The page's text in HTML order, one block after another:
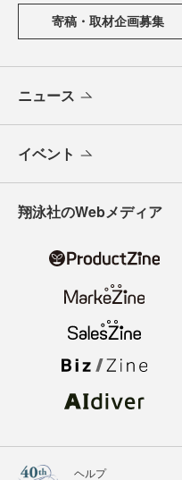
寄稿・取材企画募集
ニュース
イベント
翔泳社のWebメディア
ヘルプ